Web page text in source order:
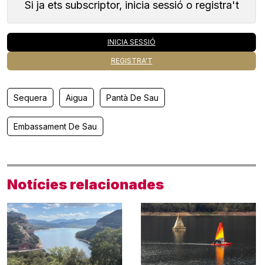
Si ja ets subscriptor, inicia sessió o registra't
INICIA SESSIÓ
REGISTRA'T
Sequera Aigua Pantà De Sau
Embassament De Sau
Notícies relacionades